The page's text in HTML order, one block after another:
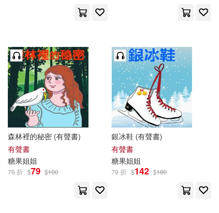
森林裡的秘密 (有聲書)
有聲書
糖果姐姐
79 折 $79 $100
銀冰鞋 (有聲書)
有聲書
糖果姐姐
79 折 $142 $180